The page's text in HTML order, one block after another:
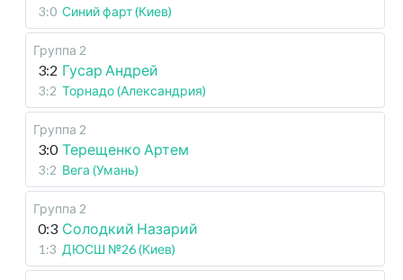
3:0 Синий фарт (Киев)
Группа 2
3:2 Гусар Андрей
3:2 Торнадо (Александрия)
Группа 2
3:0 Терещенко Артем
3:2 Вега (Умань)
Группа 2
0:3 Солодкий Назарий
1:3 ДЮСШ №26 (Киев)